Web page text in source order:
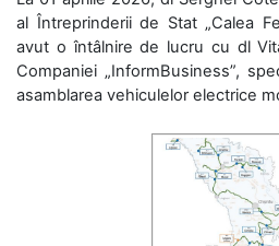
al Întreprinderii de Stat „Calea
avut o întâlnire de lucru cu dl
Companiei „InformBusiness”,
asamblarea vehiculelor electrice